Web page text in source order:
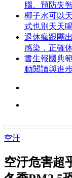
腦、預防失智
椰子水可以
式也別天天喝
退休瘋跟團
感染，正確
書生報國典
動閱讀與進
空汙
空汙危害超